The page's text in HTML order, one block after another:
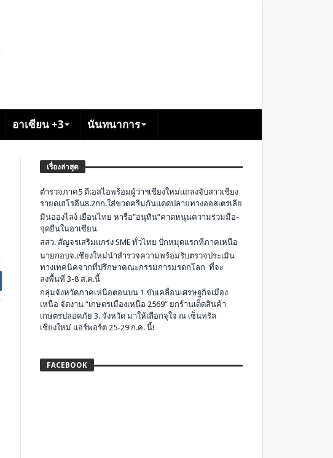
อาเซียน +3 นันทนาการ
เรื่องล่าสุด
ตำรวจภาค5 ดีเอสไอพร้อมผู้ว่าฯเชียงใหม่แถลงจับสาวเชียง
รายดเฮโรอีน8.2กก.ใส่ขวดครีมกันแดดปลายทางออสเตรเลีย
มินอองไลง์ เยือนไทย หารือ”อนุทิน”คาดหนุนความร่วมมือ-
จุดยืนในอาเซียน
สสว. สัญจรเสริมแกร่ง SME ทั่วไทย ปักหมุดแรกที่ภาคเหนือ
นายกอบจ.เชียงใหม่นำสำรวจความพร้อมรับตรวจประเมิน
ทางเทคนิคจากที่ปรึกษาคณะกรรมการมรดกโลก ที่จะ
ลงพื้นที่ 3-8 ส.ค.นี้
กลุ่มจังหวัดภาคเหนือตอนบน 1 ขับเคลื่อนเศรษฐกิจเมือง
เหนือ จัดงาน “เกษตรเมืองเหนือ 2569” ยกร้านเด็ดสินค้า
เกษตรปลอดภัย 3. จังหวัด มาให้เลือกจุใจ ณ เซ็นทรัล
เชียงใหม่ แอร์พอร์ต 25-29 ก.ค. นี้!
FACEBOOK